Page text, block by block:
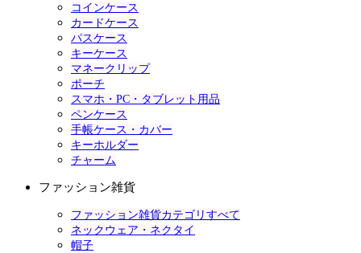
コインケース
カードケース
パスケース
キーケース
マネークリップ
ポーチ
スマホ・PC・タブレット用品
ペンケース
手帳ケース・カバー
キーホルダー
チャーム
ファッション雑貨
ファッション雑貨カテゴリすべて
ネックウェア・ネクタイ
帽子